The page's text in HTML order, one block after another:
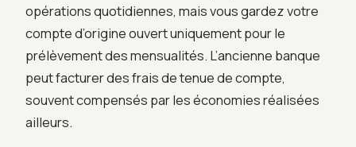
opérations quotidiennes, mais vous gardez votre
compte d’origine ouvert uniquement pour le
prélèvement des mensualités. L’ancienne banque
peut facturer des frais de tenue de compte,
souvent compensés par les économies réalisées
ailleurs.